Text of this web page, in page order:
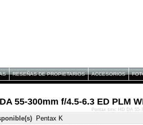
RESEÑAS DE PROPIETARIOS ACCESORIOS
55-300mm f/4.5-6.3 ED PLM
Pentax K
Pentax smc HD DA